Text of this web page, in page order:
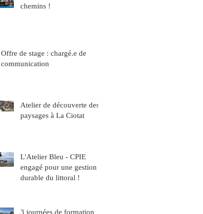
chemins !
Offre de stage : chargé.e de
communication
Atelier de découverte des
paysages à La Ciotat
L'Atelier Bleu - CPIE
engagé pour une gestion
durable du littoral !
3 journées de formation